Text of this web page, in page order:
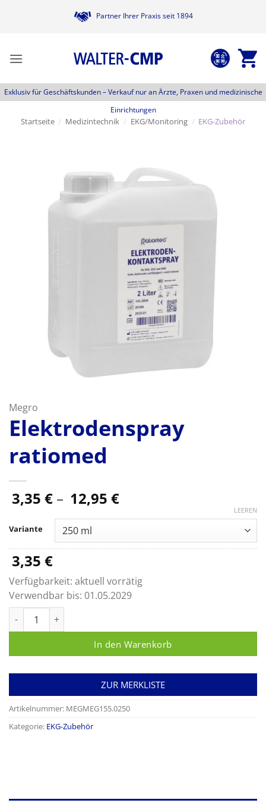
Partner Ihrer Praxis seit 1894
Exklusiv für Geschäftskunden –Verkauf nur an Ärzte, Praxen und medizinische
Einrichtungen
Startseite / Medizintechnik / EKG/Monitoring / EKG-Zubehör
Megro
Elektrodenspray
ratiomed
3,35 € – 12,95 €Preisspanne:
bis
12,95 €
Variante
LEEREN
3,35 €
Verfügbarkeit: aktuell vorrätig
Verwendbar bis: 01.05.2029
In den Warenkorb
ZUR MERKLISTE
Artikelnummer: MEGMEG155.0250
Kategorie: EKG-Zubehör